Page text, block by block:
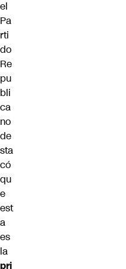
el
Pa
rti
do
Re
pu
bli
ca
no
de
sta
có
qu
e
est
a
es
la
pri